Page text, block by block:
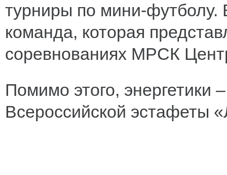
турниры по мини-футболу.
команда, которая
соревнованиях МРСК
Помимо этого, энергетики
Всероссийской эстафеты